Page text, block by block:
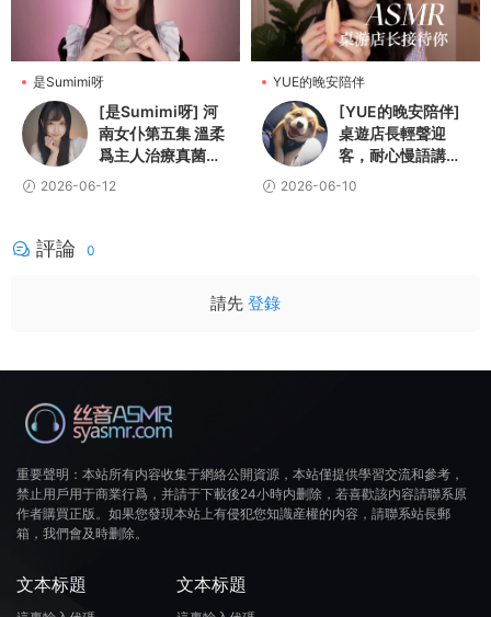
是Sumimi呀
[是Sumimi呀] 河
南女仆第五集 溫柔
爲主人治療真菌感
染 高解析無損音質
2026-06-12
YUE的晚安陪伴
[YUE的晚安陪伴]
桌遊店長輕聲迎
客，耐心慢語講解
規則，沉浸式助眠
2026-06-10
評論 0
請先 登錄
重要聲明：本站所有内容收集于網絡公開資源，本站僅提供學習交流和參考，
禁止用戶用于商業行爲，并請于下載後24小時内删除，若喜歡該内容請聯系原
作者購買正版。如果您發現本站上有侵犯您知識産權的内容，請聯系站長郵
箱，我們會及時删除。
文本标題 文本标題